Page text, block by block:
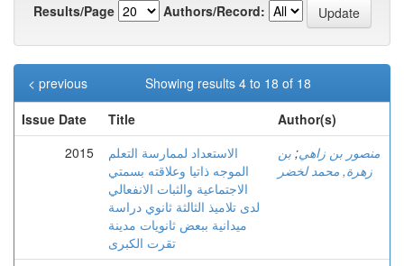
Results/Page
Authors/Record:
Showing results 4 to 18 of 18
< previous
Issue Date
Title
Author(s)
2015
الاستعداد لممارسة التعلم
الموجه ذاتيا وعلاقته بسمتي
الاجتماعية والثبات الانفعالي
لدى تلاميذ الثالثة ثانوي دراسة
ميدانية ببعض ثانويات مدينة
تقرت الكبرى
منصور بن زاهي; بن
زهرة, محمد لخضر